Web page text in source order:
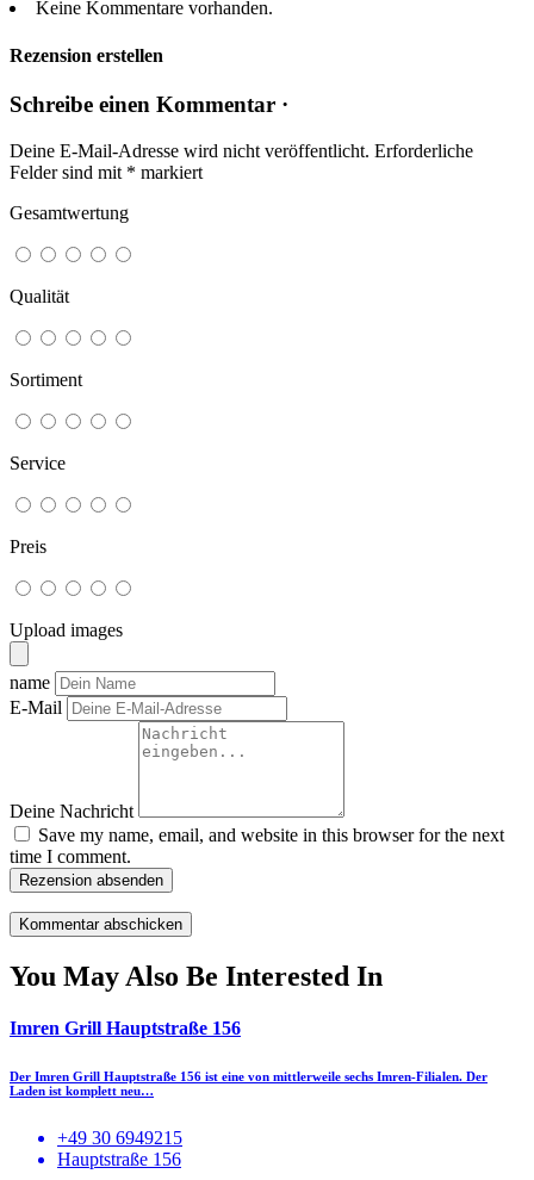
Keine Kommentare vorhanden.
Rezension erstellen
Schreibe einen Kommentar ·
Deine E-Mail-Adresse wird nicht veröffentlicht. Erforderliche
Felder sind mit * markiert
Gesamtwertung
Qualität
Sortiment
Service
Preis
Upload images
name
E-Mail
Deine Nachricht
Save my name, email, and website in this browser for the next
time I comment.
Rezension absenden
You May Also Be Interested In
Imren Grill Hauptstraße 156
Der Imren Grill Hauptstraße 156 ist eine von mittlerweile sechs Imren-Filialen. Der
Laden ist komplett neu…
+49 30 6949215
Hauptstraße 156